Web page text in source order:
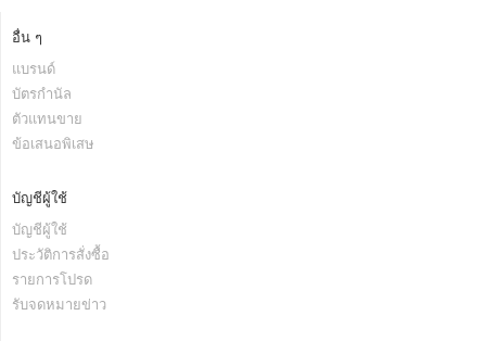
อื่น ๆ
แบรนด์
บัตรกำนัล
ตัวแทนขาย
ข้อเสนอพิเสษ
บัญชีผู้ใช้
บัญชีผู้ใช้
ประวัติการสั่งซื้อ
รายการโปรด
รับจดหมายข่าว